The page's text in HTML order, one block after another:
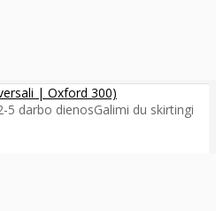
| Oxford 300)
darbo dienos​ Galimi du skirtingi